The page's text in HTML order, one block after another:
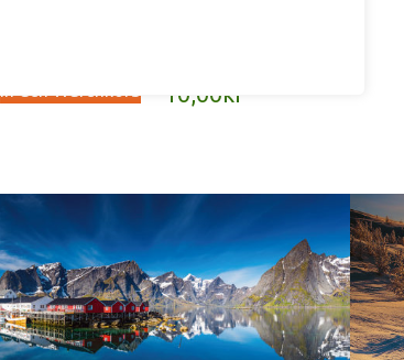
10,00kr
Reine - Lofoten, Nord Norge. North
Norway.